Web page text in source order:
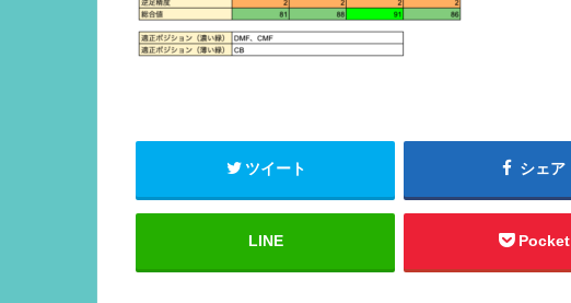
ツイート シェア
LINE Pocket